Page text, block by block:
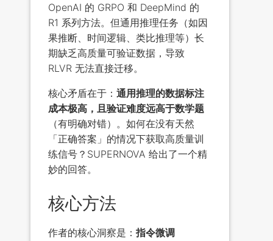
OpenAI 的 GRPO 和 DeepMind 的
R1 系列方法。但通用推理任务（如因
果推断、时间逻辑、类比推理等）长
期缺乏高质量可验证数据，导致
RLVR 无法直接迁移。
核心矛盾在于：通用推理的数据标注
成本极高，且验证难度远高于数学题
（有明确对错）。如何在没有天然
「正确答案」的情况下获取高质量训
练信号？SUPERNOVA 给出了一个精
妙的回答。
核心方法
作者的核心洞察是：指令微调